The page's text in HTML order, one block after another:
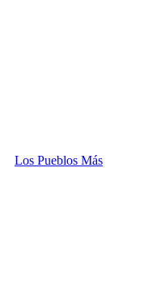
Los Pueblos Más